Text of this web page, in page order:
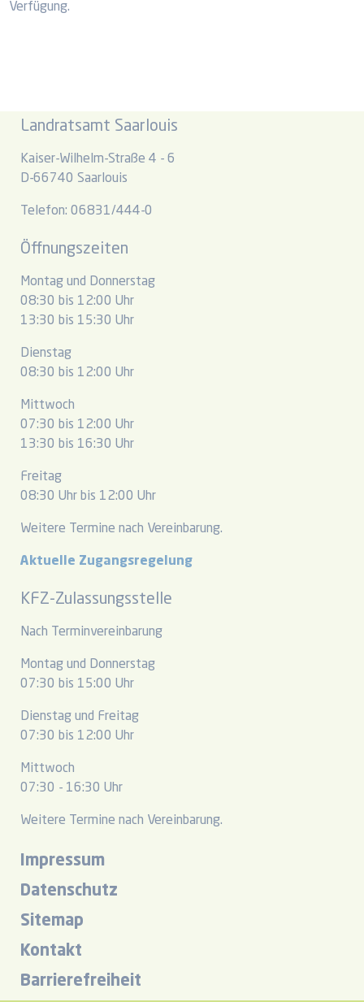
Verfügung.
Landratsamt Saarlouis
Kaiser-Wilhelm-Straße 4 - 6
D-66740 Saarlouis
Telefon: 06831/444-0
Öffnungszeiten
Montag und Donnerstag
08:30 bis 12:00 Uhr
13:30 bis 15:30 Uhr
Dienstag
08:30 bis 12:00 Uhr
Mittwoch
07:30 bis 12:00 Uhr
13:30 bis 16:30 Uhr
Freitag
08:30 Uhr bis 12:00 Uhr
Weitere Termine nach Vereinbarung.
Aktuelle Zugangsregelung
KFZ-Zulassungsstelle
Nach Terminvereinbarung
Montag und Donnerstag
07:30 bis 15:00 Uhr
Dienstag und Freitag
07:30 bis 12:00 Uhr
Mittwoch
07:30 - 16:30 Uhr
Weitere Termine nach Vereinbarung.
Impressum
Datenschutz
Sitemap
Kontakt
Barrierefreiheit